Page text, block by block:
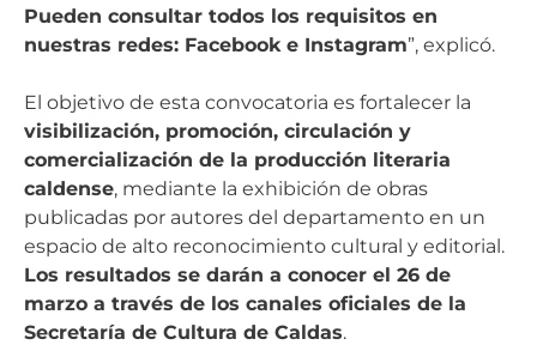
Pueden consultar todos los requisitos en
nuestras redes: Facebook e Instagram”, explicó.
El objetivo de esta convocatoria es fortalecer la
visibilización, promoción, circulación y
comercialización de la producción literaria
caldense, mediante la exhibición de obras
publicadas por autores del departamento en un
espacio de alto reconocimiento cultural y editorial.
Los resultados se darán a conocer el 26 de
marzo a través de los canales oficiales de la
Secretaría de Cultura de Caldas.